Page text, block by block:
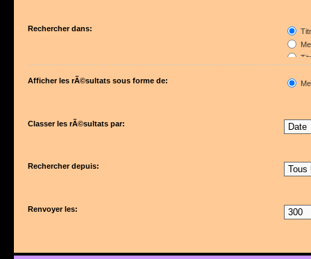
Rechercher dans:
Afficher les rÃ©sultats sous forme de:
Classer les rÃ©sultats par:
Rechercher depuis:
Renvoyer les: